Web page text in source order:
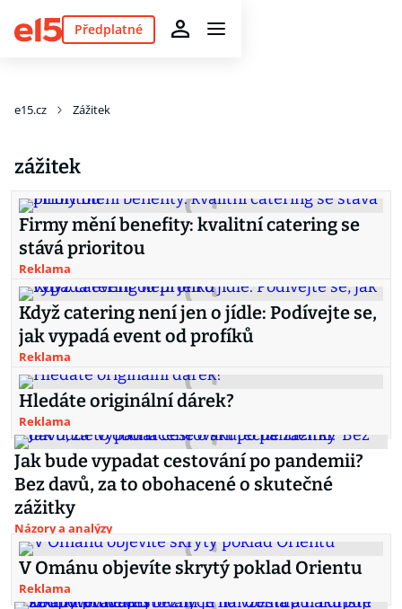
Předplatné
e15.cz Zážitek
zážitek
Firmy mění benefity: kvalitní catering se
stává prioritou
Reklama
Když catering není jen o jídle: Podívejte se,
jak vypadá event od profíků
Reklama
Hledáte originální dárek?
Reklama
Jak bude vypadat cestování po pandemii?
Bez davů, za to obohacené o skutečné
zážitky
Názory a analýzy
V Ománu objevíte skrytý poklad Orientu
Reklama